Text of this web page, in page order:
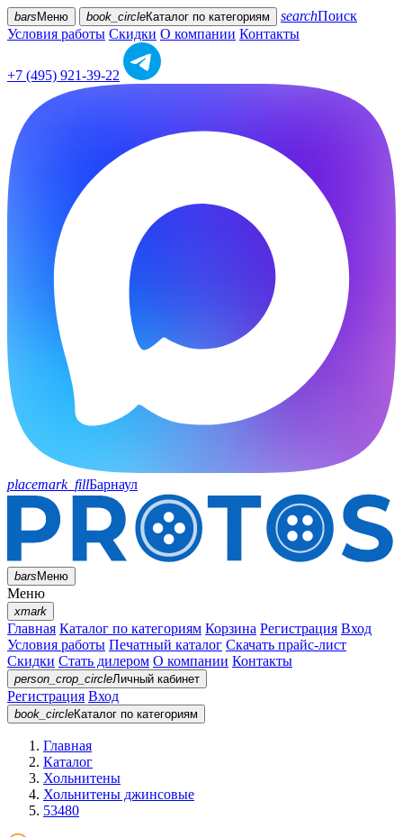
bars Меню book_circleКаталог по категориям searchПоиск
Условия работы Скидки О компании Контакты
+7 (495) 921-39-22
placemark_fillБарнаул
barsМеню
Меню
xmark
Главная Каталог по категориям Корзина Регистрация Вход
Условия работы Печатный каталог Скачать прайс-лист
Скидки Стать дилером О компании Контакты
person_crop_circleЛичный кабинет
Регистрация Вход
book_circleКаталог по категориям
Главная
Каталог
Хольнитены
Хольнитены джинсовые
53480